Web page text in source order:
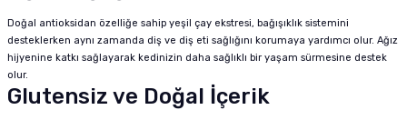
Doğal antioksidan özelliğe sahip yeşil çay ekstresi, bağışıklık sistemini
desteklerken aynı zamanda diş ve diş eti sağlığını korumaya yardımcı olur. Ağız
hijyenine katkı sağlayarak kedinizin daha sağlıklı bir yaşam sürmesine destek
olur.
Glutensiz ve Doğal İçerik